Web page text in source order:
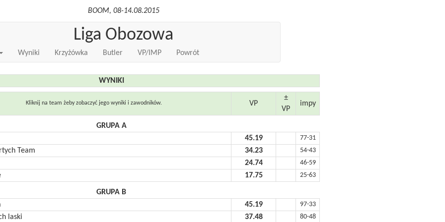
BOOM, 08-14.08.2015
Liga Obozowa
Wyniki Krzyżówka Butler VP/IMP Powrót
WYNIKI
Kliknij na team żeby zobaczyć jego wyniki i zawodników. VP
±
VP
impy
GRUPA A
45.19
77-31
Team 34.23 54-43
24.74 46-59
17.75 25-63
GRUPA B
45.19 97-33
laski 37.48 80-48